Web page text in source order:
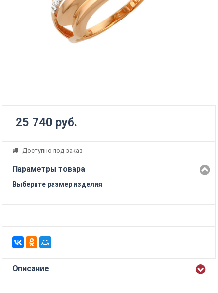
25 740 руб.
Доступно под заказ
Параметры товара
Выберите размер изделия
Описание